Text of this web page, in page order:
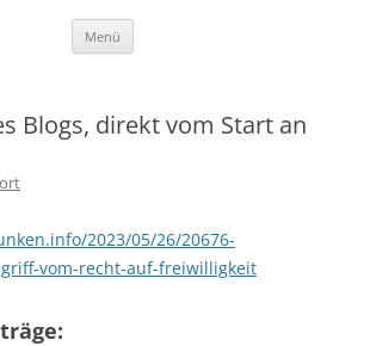
Menü
Blogs, direkt vom Start an
2023/05/26/20676-
vom-recht-auf-freiwilligkeit